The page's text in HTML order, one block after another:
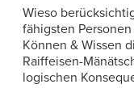
Wieso
fähigsten
Können & Wissen
Raiffeisen-
logischen